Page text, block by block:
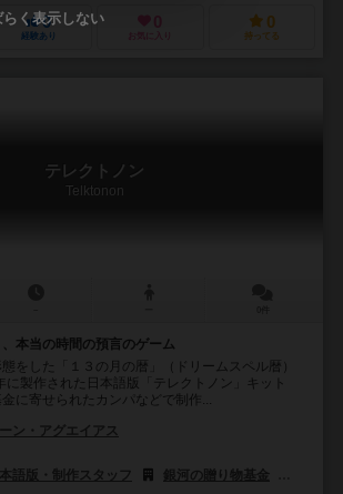
0
経験あり お気に入り
0
持ってる
テレクトノン
Telktonon
本当の時間の預言のゲーム
をした「１３の月の暦」（ドリームスペル暦）
製作された日本語版「テレクトノン」キット
金に寄せられたカンパなどで制作...
ン・アグエイアス
語版・制作スタッフ
銀河の贈り物基金
らく表示しない